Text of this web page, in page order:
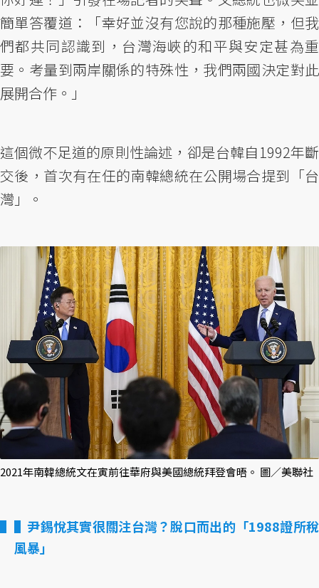
簡單答覆道：「幸好並沒有您說的那種施壓，但我
們都共同認識到，台灣海峽的和平與安定甚為重
要。考量到兩岸關係的特殊性，我們兩國決定對此
展開合作。」
這個微不足道的原則性論述，卻是台韓自1992年斷
交後，首次有在任的南韓總統在公開場合提到「台
灣」。
2021年南韓總統文在寅前往華府與美國總統拜登會晤。 圖／美聯社
▌尹錫悅其實很關注台灣？脫口而出的「1988證所稅
風暴」